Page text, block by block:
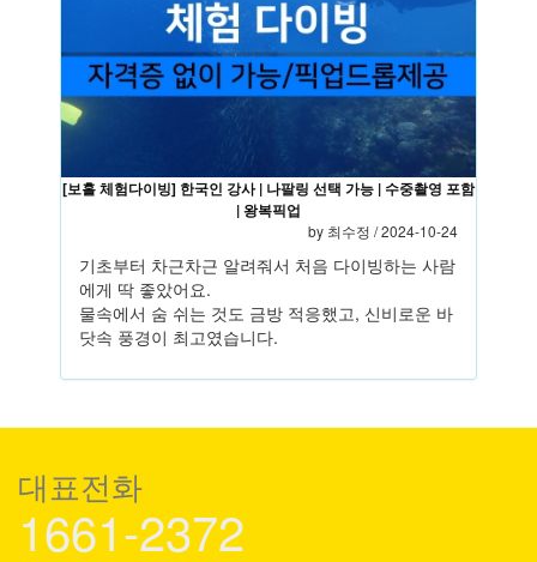
[보홀 체험다이빙] 한국인 강사 | 나팔링 선택 가능 | 수중촬영 포함
| 왕복픽업
by 최수정 / 2024-10-24
기초부터 차근차근 알려줘서 처음 다이빙하는 사람
에게 딱 좋았어요.
물속에서 숨 쉬는 것도 금방 적응했고, 신비로운 바
닷속 풍경이 최고였습니다.
대표전화
1661-2372